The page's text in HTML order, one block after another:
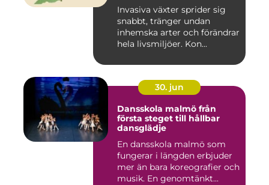
Invasiva växter sprider sig
snabbt, tränger undan
inhemska arter och förändrar
hela livsmiljöer. Kon...
30. jun
Dansskola malmö från
första steget till hållbar
dansglädje
En dansskola malmö som
fungerar i längden erbjuder
mer än bara koreografier och
musik. En genomtänkt...